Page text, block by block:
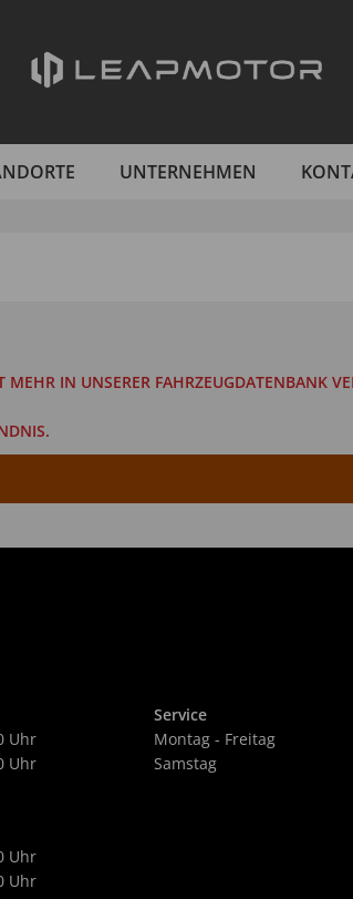
UNTERNEHMEN
IN UNSERER FAHRZEUGDATENBANK
Uhr
Uhr
Service
Montag - Freitag
Samstag
Uhr
Uhr